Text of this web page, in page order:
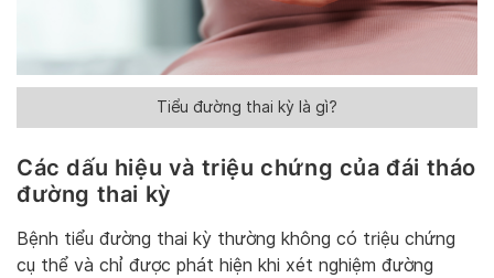
Tiểu đường thai kỳ là gì?
Các dấu hiệu và triệu chứng của đái tháo
đường thai kỳ
Bệnh tiểu đường thai kỳ thường không có triệu chứng
cụ thể và chỉ được phát hiện khi xét nghiệm đường